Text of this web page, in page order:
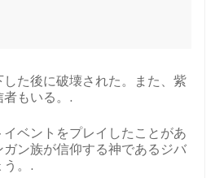
た後に破壊された。また、紫
者もいる。.
ベントをプレイしたことがあ
ン族が信仰する神であるジバ
う。.